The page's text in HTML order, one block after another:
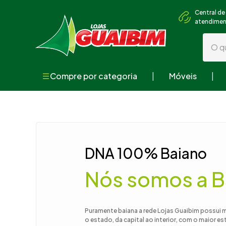
Central de
O
Compre por categoria Móveis
DNA 100% Baiano
Nós somos a
Puramente baiana a rede Lojas Guaibim
o estado, da capital ao interior, com o maior
Termos
4º
sofá
6
cama
7º
tv